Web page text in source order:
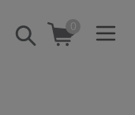
Pokaż/schowaj
wyszukiwarkę
0